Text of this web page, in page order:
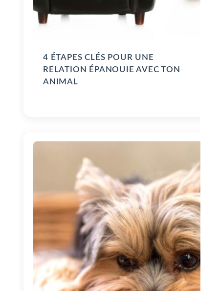
4 ÉTAPES CLÉS POUR UNE
RELATION ÉPANOUIE AVEC TON
ANIMAL